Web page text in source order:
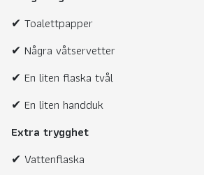
✔ Toalettpapper
✔ Några våtservetter
✔ En liten flaska tvål
✔ En liten handduk
Extra trygghet
✔ Vattenflaska